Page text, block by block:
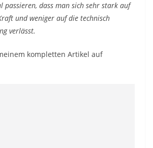
passieren, dass man sich sehr stark auf
und weniger auf die technisch
verlässt.
kompletten Artikel auf